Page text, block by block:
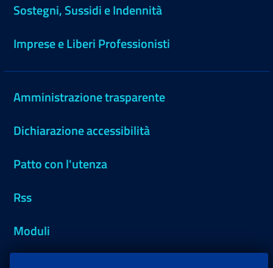
Sostegni, Sussidi e Indennità
Imprese e Liberi Professionisti
Amministrazione trasparente
Dichiarazione accessibilità
Patto con l'utenza
Rss
Moduli